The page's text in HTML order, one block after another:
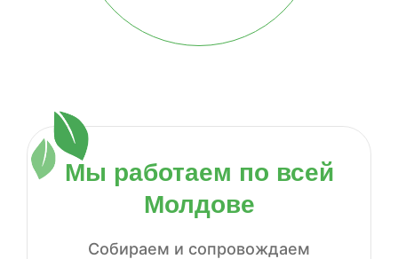
Мы работаем по всей
Молдове
Собираем и сопровождаем